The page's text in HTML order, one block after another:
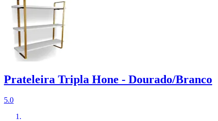
Prateleira Tripla Hone - Dourado/Branco
5.0